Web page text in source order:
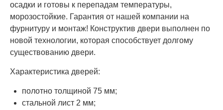
осадки и готовы к перепадам температуры,
морозостойкие. Гарантия от нашей компании на
фурнитуру и монтаж! Конструктив двери выполнен по
новой технологии, которая способствует долгому
существованию двери.
Характеристика дверей:
полотно толщиной 75 мм;
стальной лист 2 мм;